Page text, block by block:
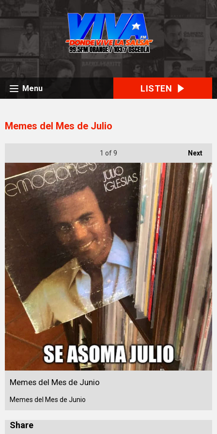
Menu LISTEN
Memes del Mes de Julio
Next
1 of 9
Memes del Mes de Junio
Memes del Mes de Junio
Share